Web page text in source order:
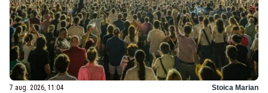
7 aug. 2026, 11:04 Stoica Marian